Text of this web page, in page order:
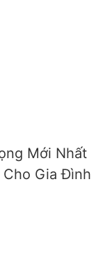
Mới Nhất
Cho Gia Đình